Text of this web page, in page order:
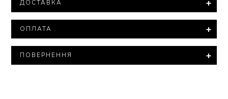
ДОСТАВКА
Доставка товару здійснюється компанією ТОВ "Нова
ПОШТА".
доставка товару здійснюється БЕЗКОШТОВНО.
ОПЛАТА
Мінімальна сума замовлення – 500 гривень.
ПОВЕРНЕННЯ